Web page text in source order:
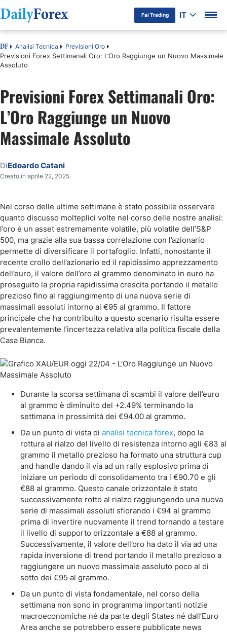
Fai Trading IT
DF Analisi Tecnica Previsioni Oro
Previsioni Forex Settimanali Oro: L’Oro Raggiunge un Nuovo Massimale
Assoluto
Previsioni Forex Settimanali Oro:
L’Oro Raggiunge un Nuovo
Massimale Assoluto
DiEdoardo Catani
Creato in aprile 22, 2025
Nel corso delle ultime settimane è stato possibile osservare
quanto discusso molteplici volte nel corso delle nostre analisi:
l’oro è un asset estremamente volatile, più volatile dell’S&P
500, ma grazie alla sua bassa correlazione con l’azionario
permette di diversificare il portafoglio. Infatti, nonostante il
recente crollo dell’azionario ed il rapidissimo apprezzamento
dell’euro, il valore dell’oro al grammo denominato in euro ha
proseguito la propria rapidissima crescita portando il metallo
prezioso fino al raggiungimento di una nuova serie di
massimali assoluti intorno ai €95 al grammo. Il fattore
principale che ha contribuito a questo scenario risulta essere
prevalentemente l’incertezza relativa alla politica fiscale della
Casa Bianca.
Durante la scorsa settimana di scambi il valore dell’euro
al grammo è diminuito del +2.49% terminando la
settimana in prossimità dei €94.00 al grammo.
Da un punto di vista di analisi tecnica forex, dopo la
rottura al rialzo del livello di resistenza intorno agli €83 al
grammo il metallo prezioso ha formato una struttura cup
and handle dando il via ad un rally esplosivo prima di
iniziare un periodo di consolidamento tra i €90.70 e gli
€88 al grammo. Questo canale orizzontale è stato
successivamente rotto al rialzo raggiungendo una nuova
serie di massimali assoluti sfiorando i €94 al grammo
prima di invertire nuovamente il trend tornando a testare
il livello di supporto orizzontale a €88 al grammo.
Successivamente, il valore dell’oro ha dato il via ad una
rapida inversione di trend portando il metallo prezioso a
raggiungere un nuovo massimale assoluto poco al di
sotto dei €95 al grammo.
Da un punto di vista fondamentale, nel corso della
settimana non sono in programma importanti notizie
macroeconomiche né da parte degli States né dall’Euro
Area anche se potrebbero essere pubblicate news